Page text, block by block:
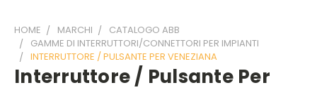
HOME MARCHI
CATALOGO ABB
GAMME DI INTERRUTTORI/CONNETTORI PER IMPIANTI
INTERRUTTORE / PULSANTE PER VENEZIANA
Interruttore / Pulsante Per